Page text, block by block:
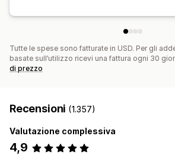
Tutte le spese sono fatturate in USD. Per gli
basate sull’utilizzo ricevi una fattura ogni 30
di prezzo
Recensioni (1.357)
Valutazione complessiva
4,9